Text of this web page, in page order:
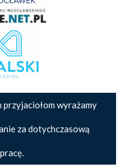
wyrażamy
za dotychczasową